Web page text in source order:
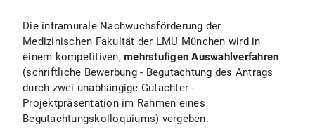
Graduiertenschulen/-kollegs,
Sonderforschungsbereichen und weiteren
Forschungsverbünden der LMU sowie anderen
Universitäten können auch Angebote
außeruniversitäter Einrichtungen im In- und
Ausland wahrgenommen werden. Exemplarisch
einige Angebote:
Die intramurale Nachwuchsförderung der
Medizinischen Fakultät der LMU München wird in
einem kompetitiven, mehrstufigen Auswahlverfahren
(schriftliche Bewerbung - Begutachtung des Antrags
durch zwei unabhängige Gutachter -
Projektpräsentation im Rahmen eines
Begutachtungskolloquiums) vergeben.